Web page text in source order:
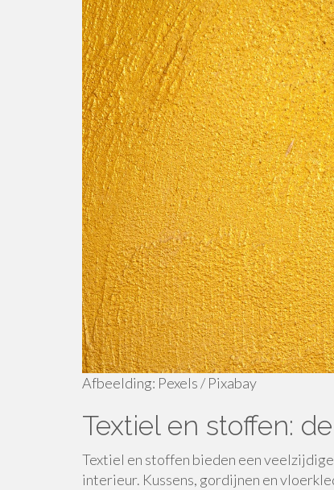
Afbeelding: Pexels / Pixabay
Textiel en stoffen:
Textiel en stoffen bieden een
interieur. Kussens, gordijnen en